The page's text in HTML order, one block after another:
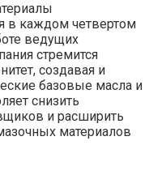
в каждом четвертом
ведущих
стремится
создавая и
базовые масла и
снизить
и расширить
материалов